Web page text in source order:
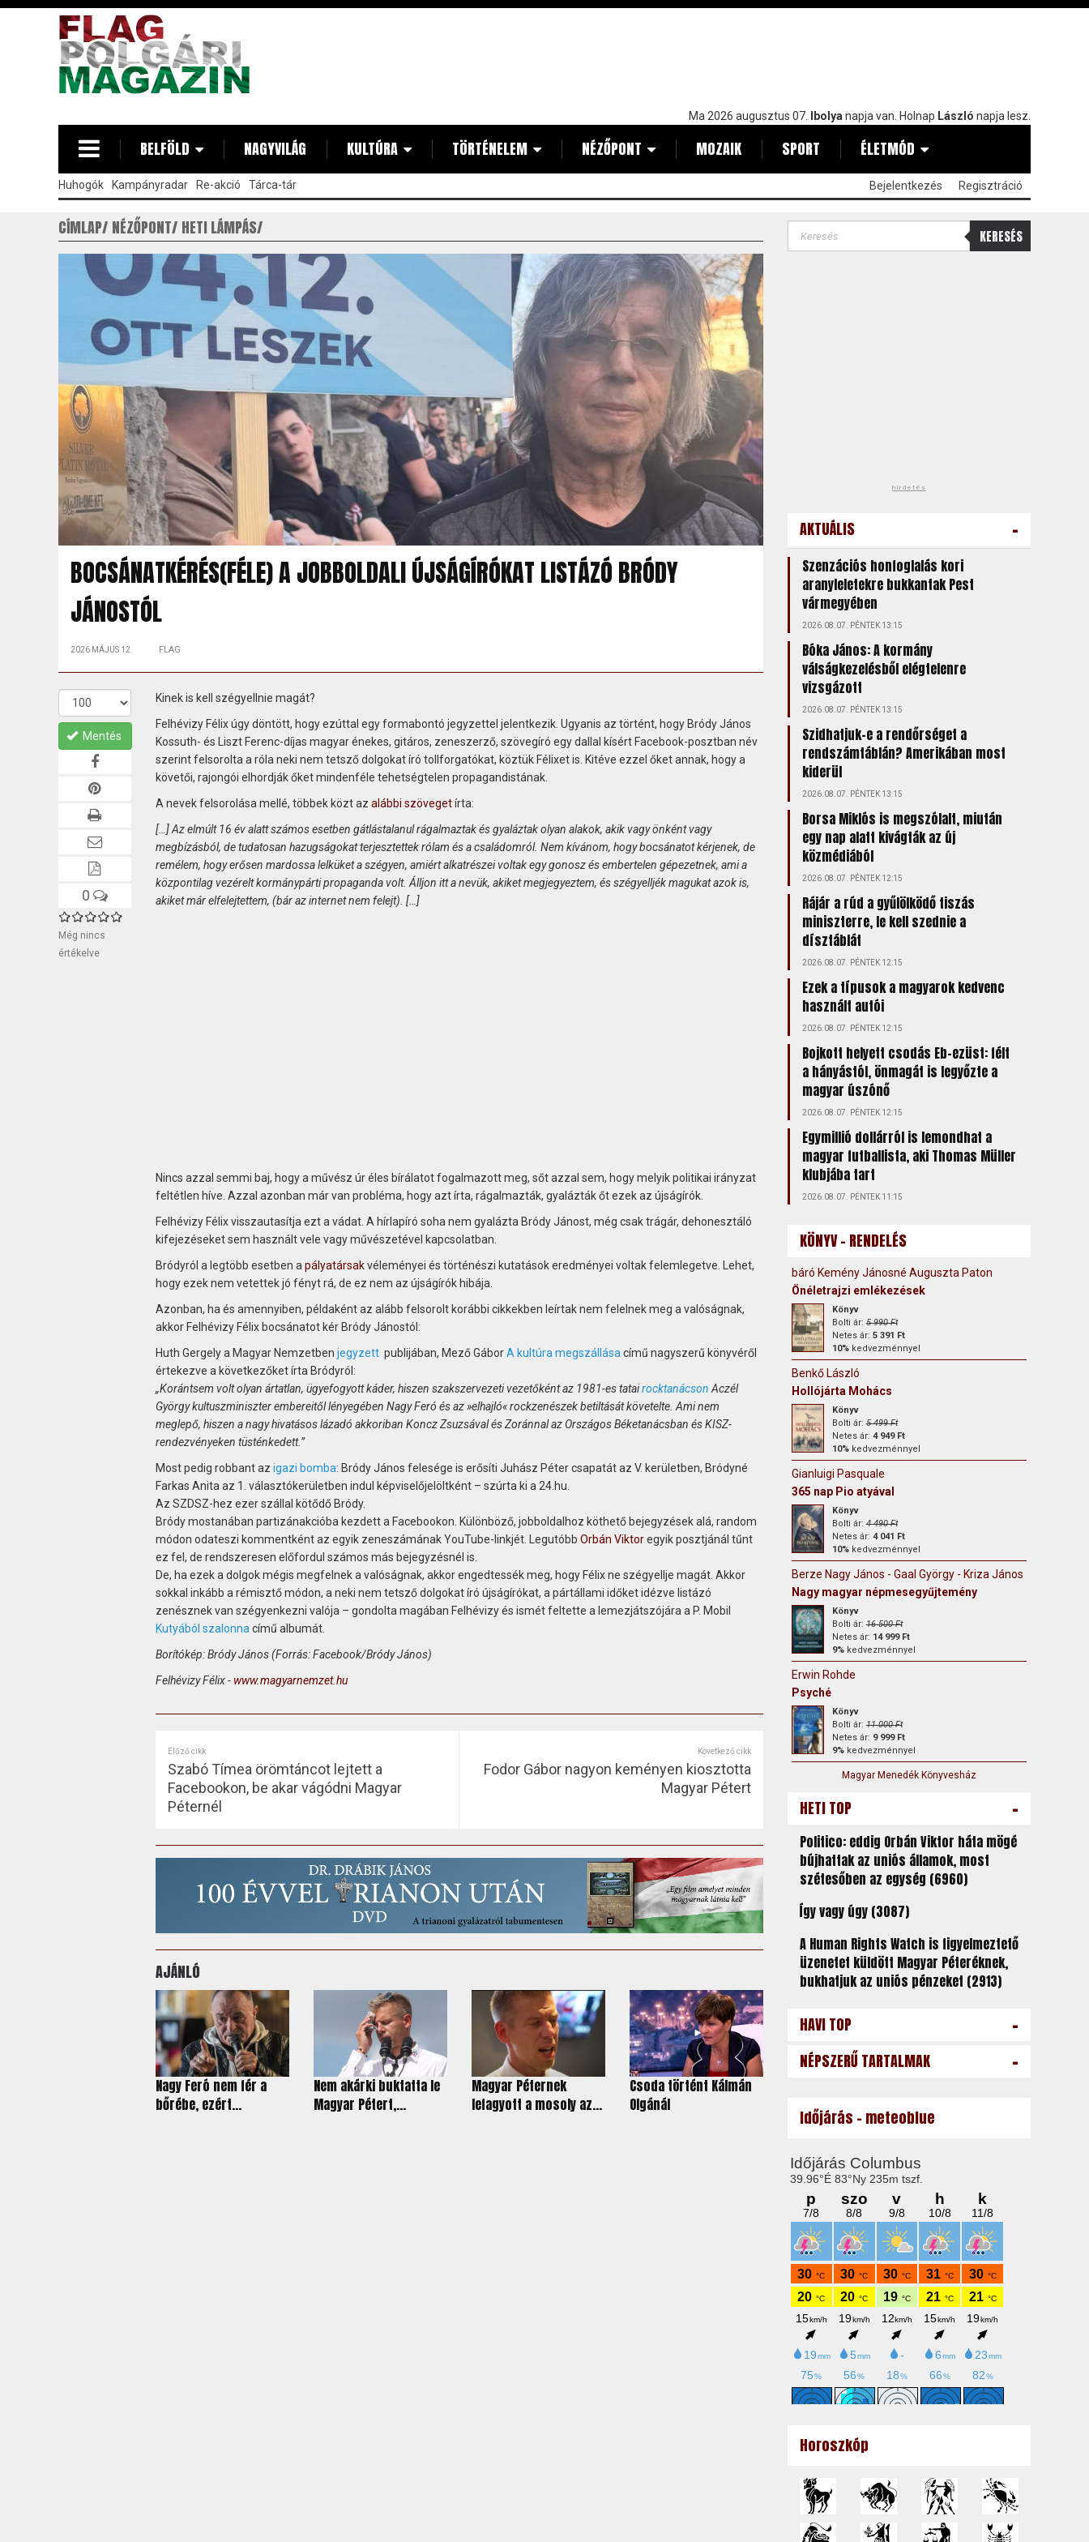
Ma 2026 augusztus 07. Ibolya napja van. Holnap László napja lesz.
BELFÖLD NAGYVILÁG KULTÚRA TÖRTÉNELEM NÉZŐPONT MOZAIK SPORT ÉLETMÓD
Huhogók Kampányradar Re-akció Tárca-tár Bejelentkezés Regisztráció
CÍMLAP NÉZŐPONT HETI LÁMPÁS
BOCSÁNATKÉRÉS(FÉLE) A JOBBOLDALI ÚJSÁGÍRÓKAT LISTÁZÓ BRÓDY
JÁNOSTÓL
2026 MÁJUS 12. FLAG
Mentés
0
Még nincs
értékelve
Kinek is kell szégyellnie magát?
Felhévizy Félix úgy döntött, hogy ezúttal egy formabontó jegyzettel jelentkezik. Ugyanis az történt, hogy Bródy János
Kossuth- és Liszt Ferenc-díjas magyar énekes, gitáros, zeneszerző, szövegíró egy dallal kísért Facebook-posztban név
szerint felsorolta a róla neki nem tetsző dolgokat író tollforgatókat, köztük Félixet is. Kitéve ezzel őket annak, hogy a
követői, rajongói elhordják őket mindenféle tehetségtelen propagandistának.
A nevek felsorolása mellé, többek közt az alábbi szövegetírta:
[…] Az elmúlt 16 év alatt számos esetben gátlástalanul rágalmaztak és gyaláztak olyan alakok, akik vagy önként vagy
megbízásból, de tudatosan hazugságokat terjesztettek rólam és a családomról. Nem kívánom, hogy bocsánatot kérjenek, de
remélem, hogy erősen mardossa lelküket a szégyen, amiért alkatrészei voltak egy gonosz és embertelen gépezetnek, ami a
központilag vezérelt kormánypárti propaganda volt. Álljon itt a nevük, akiket megjegyeztem, és szégyelljék magukat azok is,
akiket már elfelejtettem, (bár az internet nem felejt). […]
Nincs azzal semmi baj, hogy a művész úr éles bírálatot fogalmazott meg, sőt azzal sem, hogy melyik politikai irányzat
feltétlen híve. Azzal azonban már van probléma, hogy azt írta, rágalmazták, gyalázták őt ezek az újságírók.
Felhévizy Félix visszautasítja ezt a vádat. A hírlapíró soha nem gyalázta Bródy Jánost, még csak trágár, dehonesztáló
kifejezéseket sem használt vele vagy művészetével kapcsolatban.
Bródyról a legtöbb esetben a pályatársakvéleményei és történészi kutatások eredményei voltak felemlegetve. Lehet,
hogy ezek nem vetettek jó fényt rá, de ez nem az újságírók hibája.
Azonban, ha és amennyiben, példaként az alább felsorolt korábbi cikkekben leírtak nem felelnek meg a valóságnak,
akkor Felhévizy Félix bocsánatot kér Bródy Jánostól:
Huth Gergely a Magyar Nemzetben jegyzettpublijában, Mező GáborA kultúra megszállása című nagyszerű könyvéről
értekezve a következőket írta Bródyról:
„Korántsem volt olyan ártatlan, ügyefogyott káder, hiszen szakszervezeti vezetőként az 1981-es tatairocktanácson Aczél
György kultuszminiszter embereitől lényegében Nagy Feró és az »elhajló« rockzenészek betiltását követelte. Ami nem
meglepő, hiszen a nagy hivatásos lázadó akkoriban Koncz Zsuzsával és Zoránnal az Országos Béketanácsban és KISZ-
rendezvényeken tüsténkedett.”
Most pedig robbant az igazi bomba: Bródy János felesége is erősíti Juhász Péter csapatát az V. kerületben, Bródyné
Farkas Anita az 1. választókerületben indul képviselőjelöltként – szúrta ki a 24.hu.
Az SZDSZ-hez ezer szállal kötődő Bródy.
Bródy mostanában partizánakcióba kezdett a Facebookon. Különböző, jobboldalhoz köthető bejegyzések alá, random
módon odateszi kommentként az egyik zeneszámának YouTube-linkjét. Legutóbb Orbán Viktoregyik posztjánál tűnt
ez fel, de rendszeresen előfordul számos más bejegyzésnél is.
De, ha ezek a dolgok mégis megfelnek a valóságnak, akkor engedtessék meg, hogy Félix ne szégyellje magát. Akkor
sokkal inkább a rémisztő módon, a neki nem tetsző dolgokat író újságírókat, a pártállami időket idézve listázó
zenésznek van szégyenkezni valója – gondolta magában Felhévizy és ismét feltette a lemezjátszójára a P. Mobil
Kutyából szalonna című albumát.
Borítókép: Bródy János (Forrás: Facebook/Bródy János)
Felhévizy Félix - www.magyarnemzet.hu
Előző cikk
Szabó Tímea örömtáncot lejtett a
Facebookon, be akar vágódni Magyar
Péternél
Következő cikk
Fodor Gábor nagyon keményen kiosztotta
Magyar Pétert
AJÁNLÓ
Nagy Feró nem fér a
bőrébe, ezért...
Nem akárki buktatta le
Magyar Pétert,...
Magyar Péternek
lefagyott a mosoly az...
Csoda történt Kálmán
Olgánál
KERESÉS
hirdetés
AKTUÁLIS -
Szenzációs honfoglalás kori
aranyleletekre bukkantak Pest
vármegyében
2026.08.07. PÉNTEK 13:15
Bóka János: A kormány
válságkezelésből elégtelenre
vizsgázott
2026.08.07. PÉNTEK 13:15
Szidhatjuk-e a rendőrséget a
rendszámtáblán? Amerikában most
kiderül
2026.08.07. PÉNTEK 13:15
Borsa Miklós is megszólalt, miután
egy nap alatt kivágták az új
közmédiából
2026.08.07. PÉNTEK 12:15
Rájár a rúd a gyűlölködő tiszás
miniszterre, le kell szednie a
dísztáblát
2026.08.07. PÉNTEK 12:15
Ezek a típusok a magyarok kedvenc
használt autói
2026.08.07. PÉNTEK 12:15
Bojkott helyett csodás Eb-ezüst: félt
a hányástól, önmagát is legyőzte a
magyar úszónő
2026.08.07. PÉNTEK 12:15
Egymillió dollárról is lemondhat a
magyar futballista, aki Thomas Müller
klubjába tart
2026.08.07. PÉNTEK 11:15
KÖNYV - RENDELÉS
báró Kemény Jánosné Auguszta Paton
Önéletrajzi emlékezések
Könyv
Bolti ár:5 990 Ft
Netes ár: 5 391 Ft
10%kedvezménnyel
Benkő László
Hollójárta Mohács
Könyv
Bolti ár:5 499 Ft
Netes ár: 4 949 Ft
10%kedvezménnyel
Gianluigi Pasquale
365 nap Pio atyával
Könyv
Bolti ár:4 490 Ft
Netes ár: 4 041 Ft
10%kedvezménnyel
Berze Nagy János - Gaal György - Kriza János - Arany
Nagy magyar népmesegyűjtemény
Könyv
Bolti ár:16 500 Ft
Netes ár: 14 999 Ft
9%kedvezménnyel
Erwin Rohde
Psyché
Könyv
Bolti ár:11 000 Ft
Netes ár: 9 999 Ft
9%kedvezménnyel
Magyar Menedék Könyvesház
HETI TOP -
Politico: eddig Orbán Viktor háta mögé
bújhattak az uniós államok, most
szétesőben az egység (6960)
Így vagy úgy (3087)
A Human Rights Watch is figyelmeztető
üzenetet küldött Magyar Péteréknek,
bukhatjuk az uniós pénzeket (2913)
HAVI TOP -
NÉPSZERŰ TARTALMAK -
Időjárás - meteoblue
Horoszkóp